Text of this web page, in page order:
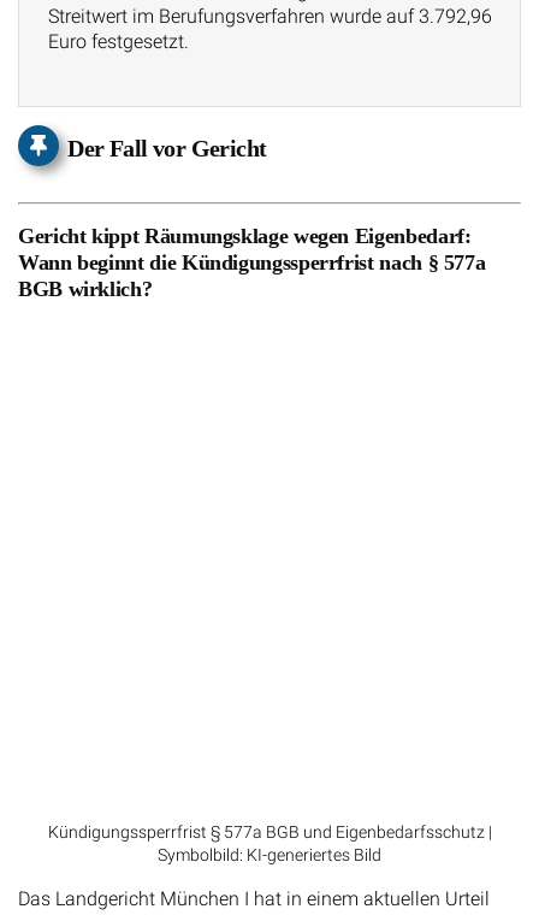
Streitwert im Berufungsverfahren wurde auf 3.792,96
Euro festgesetzt.
Der Fall vor Gericht
Gericht kippt Räumungsklage wegen Eigenbedarf:
Wann beginnt die Kündigungssperrfrist nach § 577a
BGB wirklich?
Kündigungssperrfrist § 577a BGB und Eigenbedarfsschutz |
Symbolbild: KI-generiertes Bild
Das Landgericht München I hat in einem aktuellen Urteil